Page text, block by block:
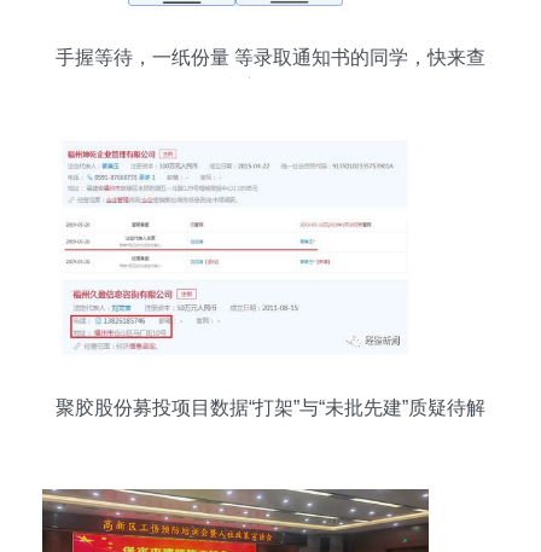
手握等待，一纸份量 等录取通知书的同学，快来查
聚胶股份募投项目数据“打架”与“未批先建”质疑待解